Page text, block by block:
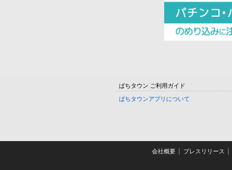
ぱちタウン ご利用ガイド
ぱちタウンアプリについて
会社概要 プレスリリース